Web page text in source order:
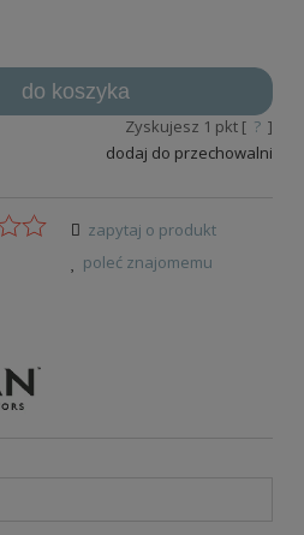
do koszyka
Zyskujesz 1 pkt [ ? ]
dodaj do przechowalni
zapytaj o produkt
poleć znajomemu